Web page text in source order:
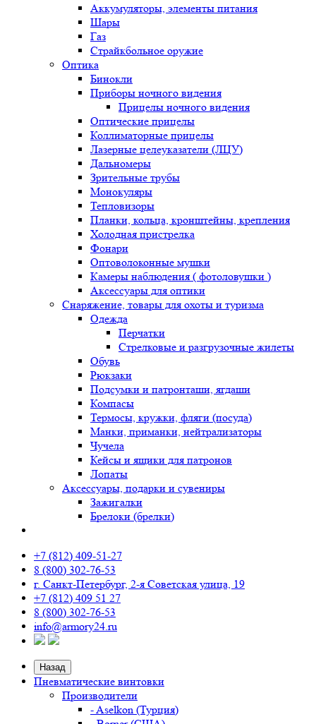
Аккумуляторы, элементы питания
Шары
Газ
Страйкбольное оружие
Оптика
Бинокли
Приборы ночного видения
Прицелы ночного видения
Оптические прицелы
Коллиматорные прицелы
Лазерные целеуказатели (ЛЦУ)
Дальномеры
Зрительные трубы
Монокуляры
Тепловизоры
Планки, кольца, кронштейны, крепления
Холодная пристрелка
Фонари
Оптоволоконные мушки
Камеры наблюдения ( фотоловушки )
Аксессуары для оптики
Снаряжение, товары для охоты и туризма
Одежда
Перчатки
Стрелковые и разгрузочные жилеты
Обувь
Рюкзаки
Подсумки и патронташи, ягдаши
Компасы
Термосы, кружки, фляги (посуда)
Манки, приманки, нейтрализаторы
Чучела
Кейсы и ящики для патронов
Лопаты
Аксессуары, подарки и сувениры
Зажигалки
Брелоки (брелки)
+7 (812) 409-51-27
8 (800) 302-76-53
г. Санкт-Петербург, 2-я Советская улица, 19
+7 (812) 409 51 27
8 (800) 302-76-53
info@armory24.ru
Назад
Пневматические винтовки
Производители
- Aselkon (Турция)